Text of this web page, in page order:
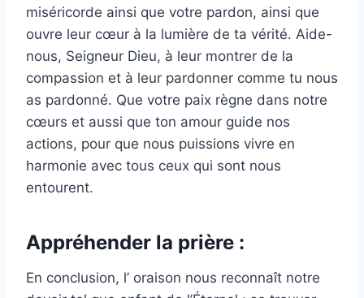
miséricorde ainsi que votre pardon, ainsi que
ouvre leur cœur à la lumière de ta vérité. Aide-
nous, Seigneur Dieu, à leur montrer de la
compassion et à leur pardonner comme tu nous
as pardonné. Que votre paix règne dans notre
cœurs et aussi que ton amour guide nos
actions, pour que nous puissions vivre en
harmonie avec tous ceux qui sont nous
entourent.
Appréhender la prière :
En conclusion, l’ oraison nous reconnaît notre